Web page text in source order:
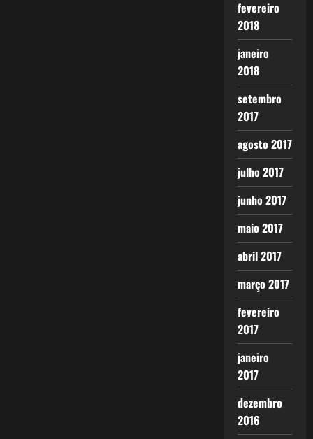
fevereiro
2018
janeiro
2018
setembro
2017
agosto 2017
julho 2017
junho 2017
maio 2017
abril 2017
março 2017
fevereiro
2017
janeiro
2017
dezembro
2016